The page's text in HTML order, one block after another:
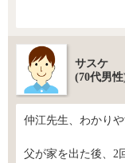
サスケ
(70代男性
仲江先生、わかり
父が家を出た後、2